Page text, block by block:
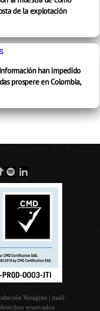
de la explotación
han impedido
prospere en Colombia,
Vorágine | mail:
reservados